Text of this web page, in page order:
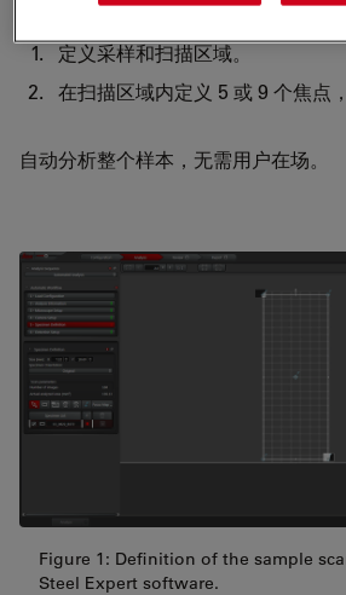
定义采样和扫描区域。
在扫描区域内定义 5 或 9 个焦点
自动分析整个样本，无需用户在场。
Figure 1: Definition of the sample
Steel Expert software.